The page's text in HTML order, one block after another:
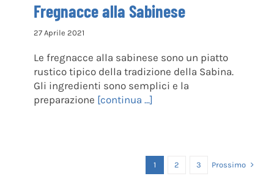
Fregnacce alla Sabinese
27 Aprile 2021
Le fregnacce alla sabinese sono un piatto
rustico tipico della tradizione della Sabina.
Gli ingredienti sono semplici e la
preparazione [continua ...]
1 2 3 Prossimo